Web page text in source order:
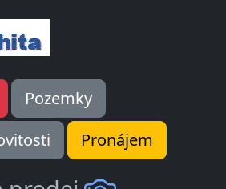
Pozemky
Pronájem